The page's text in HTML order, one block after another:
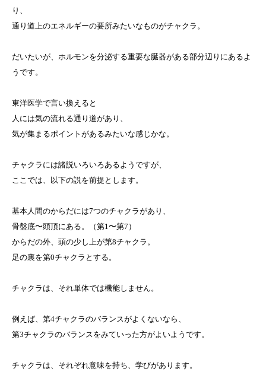
り、
通り道上のエネルギーの要所みたいなものがチャクラ。
だいたいが、ホルモンを分泌する重要な臓器がある部分辺りにあるよ
うです。
東洋医学で言い換えると
人には気の流れる通り道があり、
気が集まるポイントがあるみたいな感じかな。
チャクラには諸説いろいろあるようですが、
ここでは、以下の説を前提とします。
基本人間のからだには7つのチャクラがあり、
骨盤底〜頭頂にある。（第1〜第7）
からだの外、頭の少し上が第8チャクラ。
足の裏を第0チャクラとする。
チャクラは、それ単体では機能しません。
例えば、第4チャクラのバランスがよくないなら、
第3チャクラのバランスをみていった方がよいようです。
チャクラは、それぞれ意味を持ち、学びがあります。